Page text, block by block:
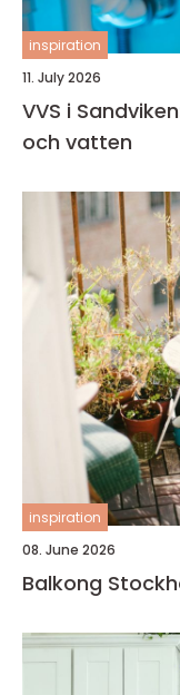
inspiration
11. July 2026
VVS i
och vatten
inspiration
08. June 2026
Balkong